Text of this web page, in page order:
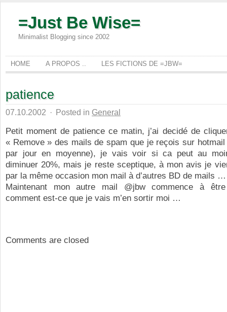
=Just Be Wise=
Minimalist Blogging since 2002
HOME A PROPOS .. LES FICTIONS DE =JBW=
patience
07.10.2002 · Posted in General
Petit moment de patience ce matin, j’ai decidé de
« Remove » des mails de spam que je reçois sur hotmail
par jour en moyenne), je vais voir si ca peut au
diminuer 20%, mais je reste sceptique, à mon avis je
par la même occasion mon mail à d’autres BD de mails …
Maintenant mon autre mail @jbw commence à
comment est-ce que je vais m’en sortir moi …
Comments are closed